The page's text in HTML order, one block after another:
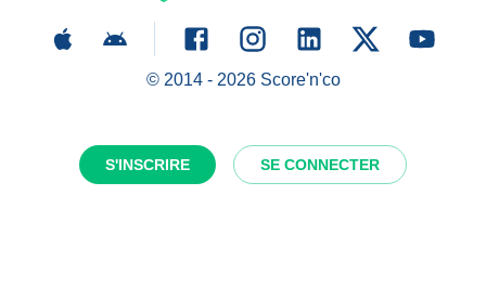
S'INSCRIRE SE CONNECTER
© 2014 - 2026Score'n'co